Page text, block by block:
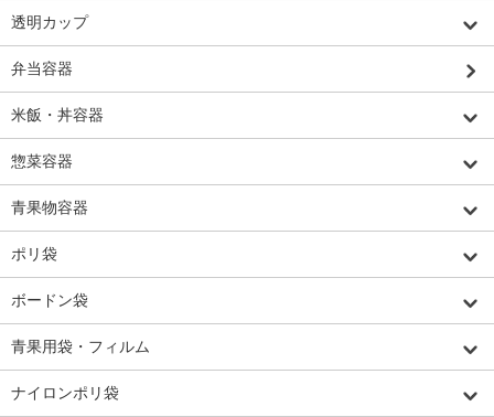
透明カップ
弁当容器
米飯・丼容器
惣菜容器
青果物容器
ポリ袋
ボードン袋
青果用袋・フィルム
ナイロンポリ袋